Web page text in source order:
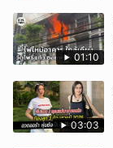
01:10
03:03